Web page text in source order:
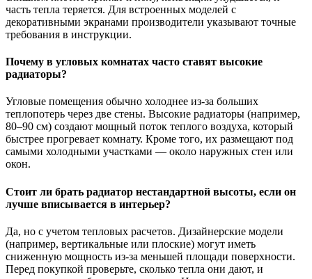
часть тепла теряется. Для встроенных моделей с
декоративными экранами производители указывают точные
требования в инструкции.
Почему в угловых комнатах часто ставят высокие
радиаторы?
Угловые помещения обычно холоднее из-за больших
теплопотерь через две стены. Высокие радиаторы (например,
80–90 см) создают мощный поток теплого воздуха, который
быстрее прогревает комнату. Кроме того, их размещают под
самыми холодными участками — около наружных стен или
окон.
Стоит ли брать радиатор нестандартной высоты, если он
лучше вписывается в интерьер?
Да, но с учетом тепловых расчетов. Дизайнерские модели
(например, вертикальные или плоские) могут иметь
сниженную мощность из-за меньшей площади поверхности.
Перед покупкой проверьте, сколько тепла они дают, и